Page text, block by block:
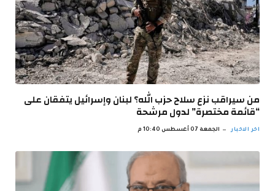
من سيراقب نزع سلاح حزب الله؟ لبنان وإسرائيل يتفقان على
“قائمة مختصرة” لدول مرشحة
اخر الاخبار الجمعة 07 أغسطس 10:40 م